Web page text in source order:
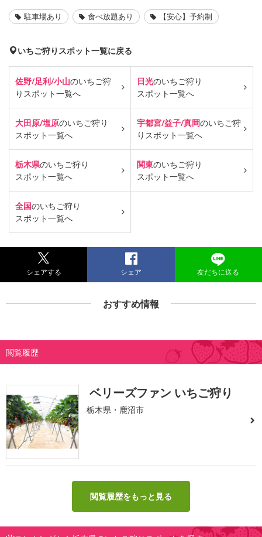
駐車場あり 食べ放題あり 【安心】予約制
いちご狩りスポット一覧に戻る
佐野/足利/小山のいちご狩
り スポット一覧へ
日光のいちご狩り
スポット一覧へ
大田原/塩原のいちご狩り
スポット一覧へ
宇都宮/益子/真岡のいちご狩
り スポット一覧へ
栃木県のいちご狩り
スポット一覧へ
関東のいちご狩り
スポット一覧へ
全国のいちご狩り
スポット一覧へ
シェアする シェア 友だちに送る
おすすめ情報
閲覧履歴
ベリーズファン いちご狩り
栃木県・鹿沼市
閲覧履歴をもっと見る